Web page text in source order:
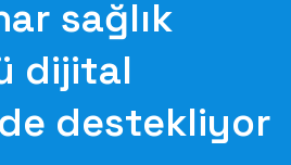
sağlık
dijital
destekliyor